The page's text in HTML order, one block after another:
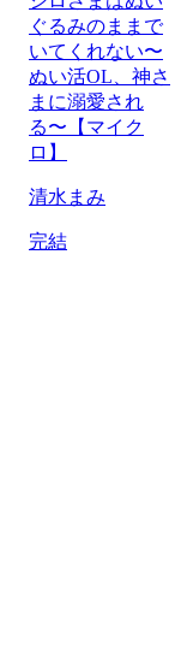
ぐるみのままで
いてくれない〜
ぬい活OL、神さ
まに溺愛され
る〜【マイク
ロ】
清水まみ
完結